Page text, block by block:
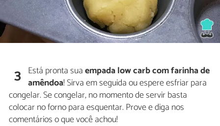
3 Está pronta suaempada low carb com farinha de
amêndoa! Sirva em seguida ou espere esfriar para
congelar. Se congelar, no momento de servir basta
colocar no forno para esquentar. Prove e diga nos
comentários o que você achou!